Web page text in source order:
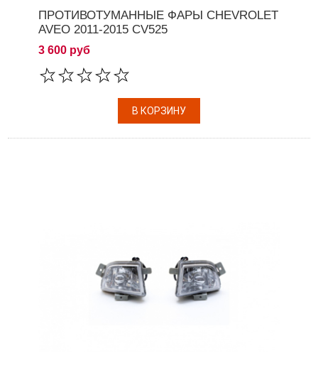
ПРОТИВОТУМАННЫЕ ФАРЫ CHEVROLET
AVEO 2011-2015 CV525
3 600 руб